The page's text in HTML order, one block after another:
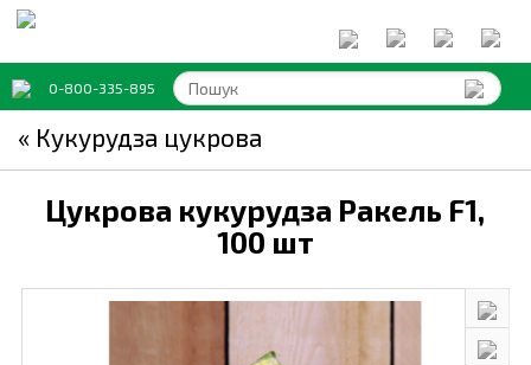
0-800-335-895
« Кукурудза цукрова
Цукрова кукурудза Ракель F1,
100 шт